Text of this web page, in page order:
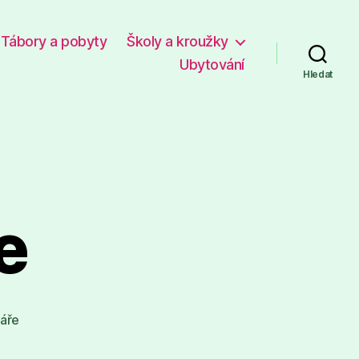
Tábory a pobyty
Školy a kroužky
Ubytování
Hledat